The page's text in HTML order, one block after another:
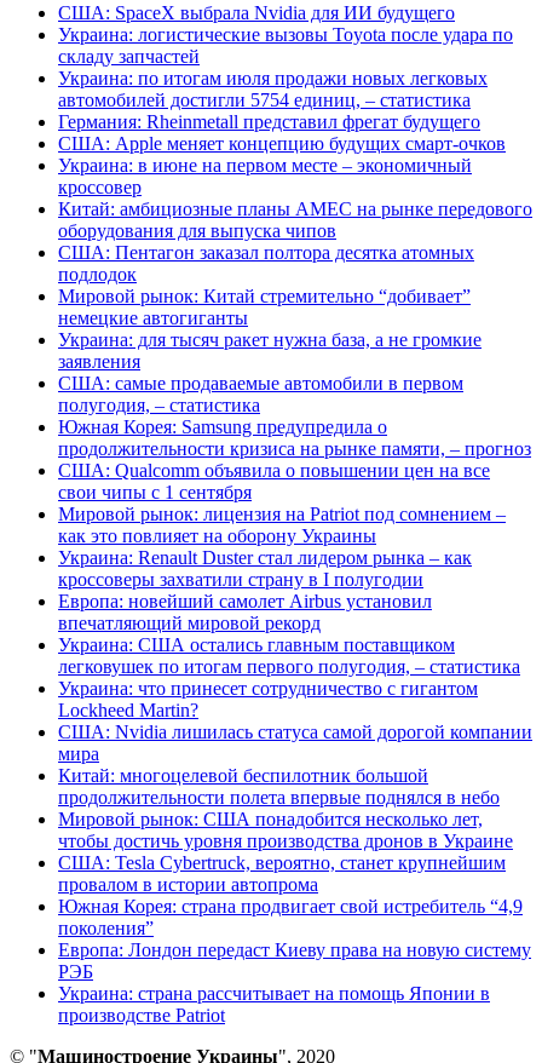
США: SpaceX выбрала Nvidia для ИИ будущего
Украина: логистические вызовы Toyota после удара по
складу запчастей
Украина: по итогам июля продажи новых легковых
автомобилей достигли 5754 единиц, – статистика
Германия: Rheinmetall представил фрегат будущего
США: Apple меняет концепцию будущих смарт-очков
Украина: в июне на первом месте – экономичный
кроссовер
Китай: амбициозные планы AMEC на рынке передового
оборудования для выпуска чипов
США: Пентагон заказал полтора десятка атомных
подлодок
Мировой рынок: Китай стремительно “добивает”
немецкие автогиганты
Украина: для тысяч ракет нужна база, а не громкие
заявления
США: самые продаваемые автомобили в первом
полугодия, – статистика
Южная Корея: Samsung предупредила о
продолжительности кризиса на рынке памяти, – прогноз
США: Qualcomm объявила о повышении цен на все
свои чипы с 1 сентября
Мировой рынок: лицензия на Patriot под сомнением –
как это повлияет на оборону Украины
Украина: Renault Duster стал лидером рынка – как
кроссоверы захватили страну в I полугодии
Европа: новейший самолет Airbus установил
впечатляющий мировой рекорд
Украина: США остались главным поставщиком
легковушек по итогам первого полугодия, – статистика
Украина: что принесет сотрудничество с гигантом
Lockheed Martin?
США: Nvidia лишилась статуса самой дорогой компании
мира
Китай: многоцелевой беспилотник большой
продолжительности полета впервые поднялся в небо
Мировой рынок: США понадобится несколько лет,
чтобы достичь уровня производства дронов в Украине
США: Tesla Cybertruck, вероятно, станет крупнейшим
провалом в истории автопрома
Южная Корея: страна продвигает свой истребитель “4,9
поколения”
Европа: Лондон передаст Киеву права на новую систему
РЭБ
Украина: страна рассчитывает на помощь Японии в
производстве Patriot
© "Машиностроение Украины", 2020